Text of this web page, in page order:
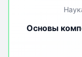
Основы